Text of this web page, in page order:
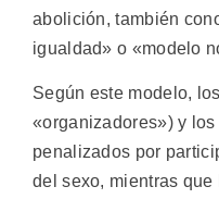
abolición, también
igualdad» o «modelo
Según este modelo,
«organizadores») y
penalizados por
del sexo, mientras